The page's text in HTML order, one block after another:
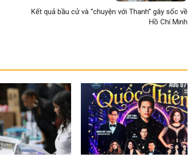
Kết quả bầu cử và “chuyện với Thanh” gây sốc về
Hồ Chí Minh